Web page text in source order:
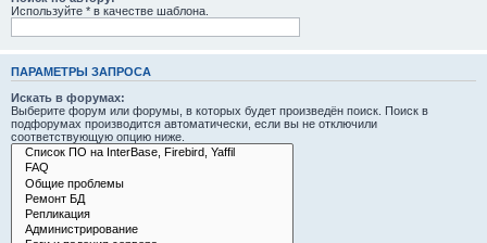
Используйте * в качестве шаблона.
ПАРАМЕТРЫ ЗАПРОСА
Искать в форумах:
Выберите форум или форумы, в которых будет произведён поиск. Поиск в
подфорумах производится автоматически, если вы не отключили
соответствующую опцию ниже.